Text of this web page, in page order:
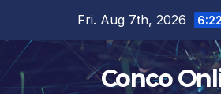
content
Fri. Aug 7th, 2026
Conco